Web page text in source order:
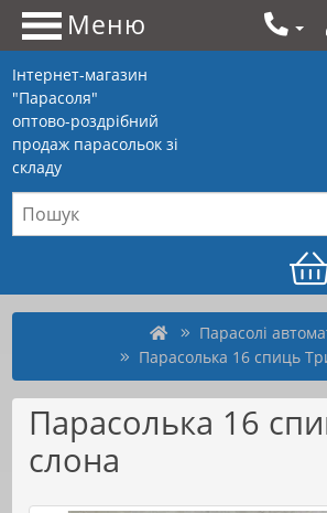
Меню
Інтернет-магазин
"Парасоля"
оптово-роздрібний
продаж парасольок зі
складу
Парасолі
Парасолька 16 спиць
Парасолька 16
слона